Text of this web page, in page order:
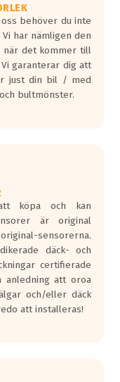
är
behöver du inte
har nämligen den
när det kommer till
garanterar dig att
just din bil / med
bultmönster.
köpa och kan
är original
sensorerna.
däck- och
certifierade
anledning att oroa
och/eller däck
att installeras!